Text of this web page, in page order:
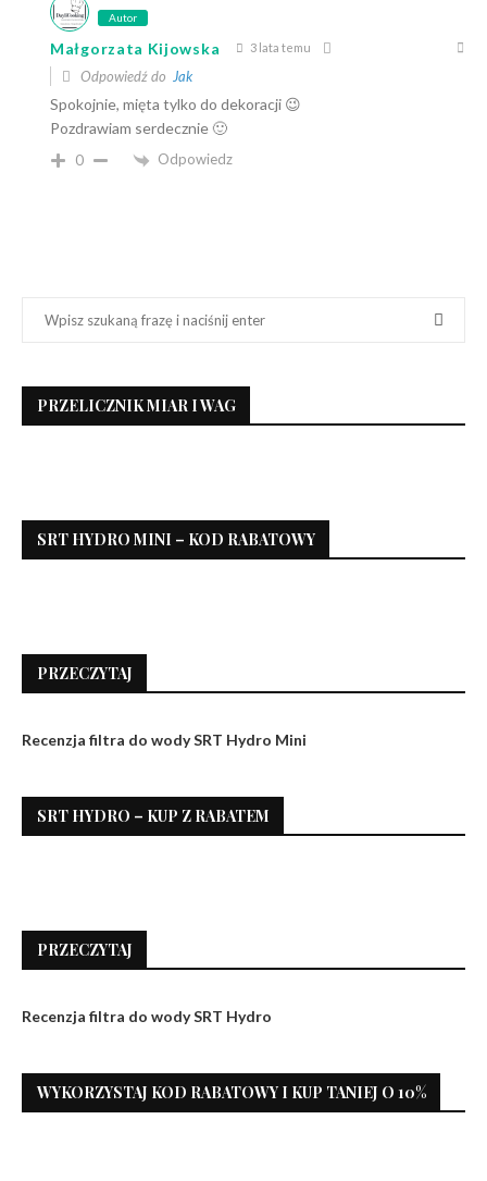
Autor
Małgorzata Kijowska 3 lata temu
Odpowiedź do Jak
Spokojnie, mięta tylko do dekoracji 😉
Pozdrawiam serdecznie 🙂
0 Odpowiedz
PRZELICZNIK MIAR I WAG
SRT HYDRO MINI – KOD RABATOWY
PRZECZYTAJ
Recenzja filtra do wody SRT Hydro Mini
SRT HYDRO – KUP Z RABATEM
PRZECZYTAJ
Recenzja filtra do wody SRT Hydro
WYKORZYSTAJ KOD RABATOWY I KUP TANIEJ O 10%